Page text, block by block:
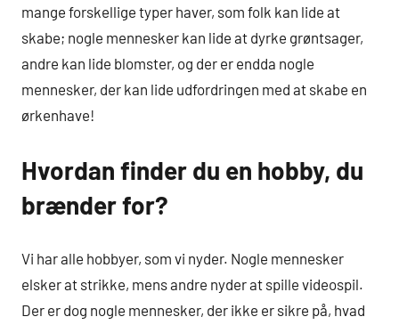
mange forskellige typer haver, som folk kan lide at
skabe; nogle mennesker kan lide at dyrke grøntsager,
andre kan lide blomster, og der er endda nogle
mennesker, der kan lide udfordringen med at skabe en
ørkenhave!
Hvordan finder du en hobby, du
brænder for?
Vi har alle hobbyer, som vi nyder. Nogle mennesker
elsker at strikke, mens andre nyder at spille videospil.
Der er dog nogle mennesker, der ikke er sikre på, hvad